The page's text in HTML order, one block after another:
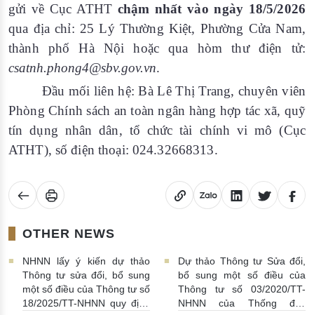
gửi về Cục ATHTchậm nhất vào ngày 18/5/2026
qua địa chỉ: 25 Lý Thường Kiệt, Phường Cửa Nam,
thành phố Hà Nội hoặc qua hòm thư điện tử:
csatnh.phong4@sbv.gov.vn.
Đầu mối liên hệ: Bà Lê Thị Trang, chuyên viên
Phòng Chính sách an toàn ngân hàng hợp tác xã, quỹ
tín dụng nhân dân, tổ chức tài chính vi mô (Cục
ATHT), số điện thoại: 024.32668313.
OTHER NEWS
NHNN lấy ý kiến dự thảo
Thông tư sửa đổi, bổ sung
một số điều của Thông tư số
18/2025/TT-NHNN quy định
Dự thảo Thông tư Sửa đổi,
bổ sung một số điều của
Thông tư số 03/2020/TT-
NHNN của Thống đốc